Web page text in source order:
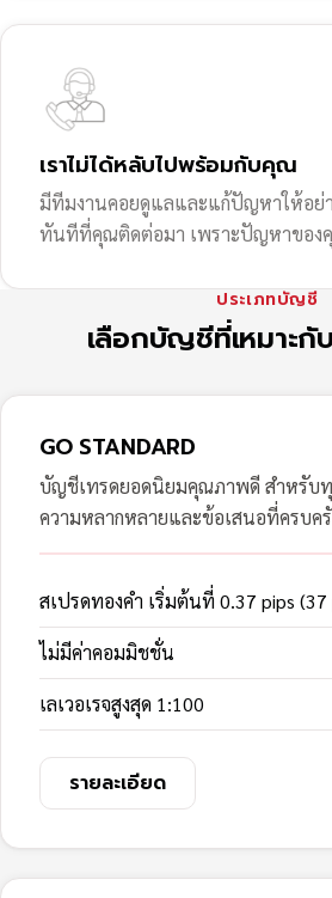
เราไม่ได้หลับไปพร้อมกับคุณ
มีทีมงานคอยดูแลและแก้ปัญหาให้อย่
ทันทีที่คุณติดต่อมา เพราะปัญหาของ
ประเภทบัญชี
เลือกบัญชีที่เหมาะ
GO STANDARD
บัญชีเทรดยอดนิยมคุณภาพดี สำหรับ
ความหลากหลายและข้อเสนอที่ครบค
สเปรดทองคำ เริ่มต้นที่ 0.37 pips (37
ไม่มีค่าคอมมิชชั่น
เลเวอเรจสูงสุด 1:100
รายละเอียด